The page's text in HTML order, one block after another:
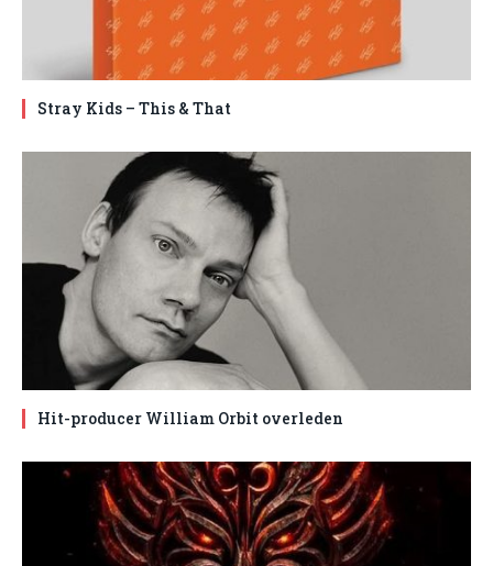
Stray Kids – This & That
Hit-producer William Orbit overleden